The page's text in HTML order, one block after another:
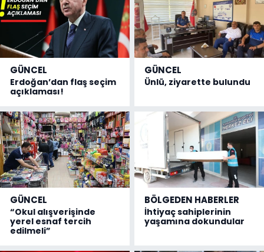
GÜNCEL
Erdoğan’dan flaş seçim
açıklaması!
GÜNCEL
Ünlü, ziyarette bulundu
GÜNCEL
“Okul alışverişinde
yerel esnaf tercih
edilmeli”
BÖLGEDEN HABERLER
İhtiyaç sahiplerinin
yaşamına dokundular